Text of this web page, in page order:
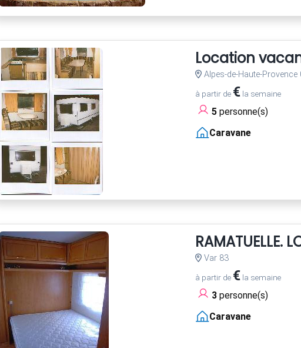
Location
Alpes-de-Haute-Provence
à partir de €la semaine
5personne(s)
Caravane
RAMATUELLE.
Var 83
à partir de €la semaine
3personne(s)
Caravane